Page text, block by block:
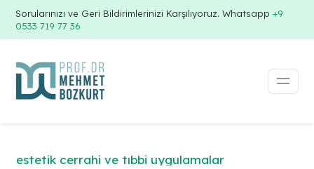
Sorularınızı ve Geri Bildirimlerinizi Karşılıyoruz. Whatsapp+9
0533 719 77 36
estetik cerrahi ve tıbbi uygulamalar